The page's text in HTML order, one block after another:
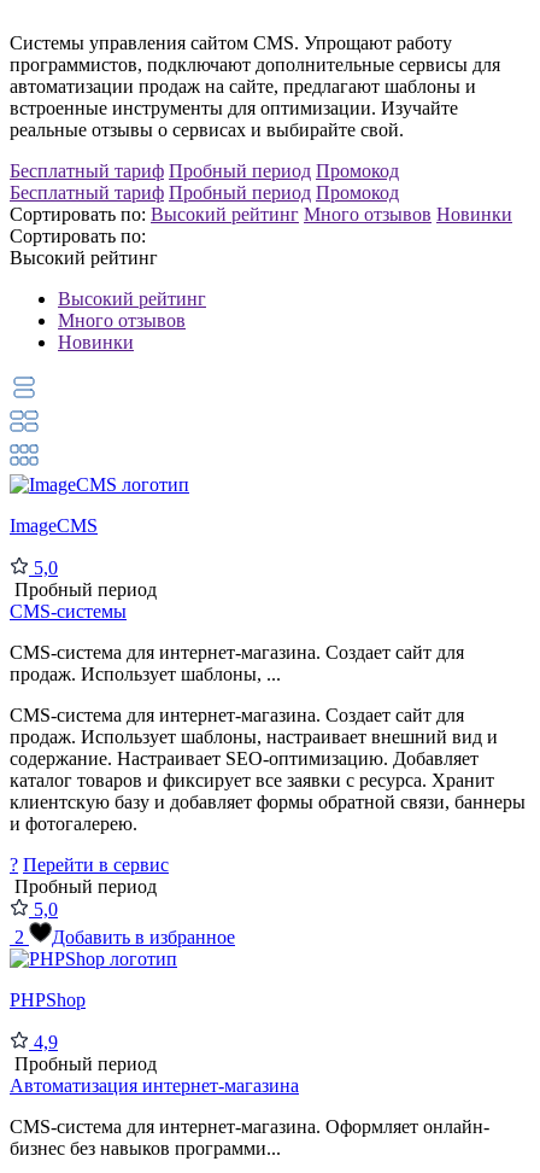
Системы управления сайтом CMS. Упрощают работу
программистов, подключают дополнительные сервисы для
автоматизации продаж на сайте, предлагают шаблоны и
встроенные инструменты для оптимизации. Изучайте
реальные отзывы о сервисах и выбирайте свой.
Бесплатный тариф Пробный период Промокод
Бесплатный тариф Пробный период Промокод
Сортировать по: Высокий рейтинг Много отзывов Новинки
Сортировать по:
Высокий рейтинг
Высокий рейтинг
Много отзывов
Новинки
ImageCMS
5,0
Пробный период
CMS-системы
CMS-система для интернет-магазина. Создает сайт для
продаж. Использует шаблоны, ...
CMS-система для интернет-магазина. Создает сайт для
продаж. Использует шаблоны, настраивает внешний вид и
содержание. Настраивает SEO-оптимизацию. Добавляет
каталог товаров и фиксирует все заявки с ресурса. Хранит
клиентскую базу и добавляет формы обратной связи, баннеры
и фотогалерею.
? Перейти в сервис
Пробный период
5,0
2
Добавить в избранное
PHPShop
4,9
Пробный период
Автоматизация интернет-магазина
CMS-система для интернет-магазина. Оформляет онлайн-
бизнес без навыков программи...